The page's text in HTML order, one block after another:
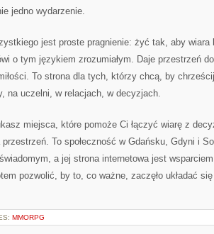
jedno wydarzenie.
jest proste pragnienie: żyć tak, aby wiara
o tym językiem zrozumiałym. Daje przestrzeń
To strona dla tych, którzy chcą, by
na uczelni, w relacjach, w decyzjach.
miejsca, które pomoże Ci łączyć wiarę z
To społeczność w Gdańsku, Gdyni i
a jej strona internetowa jest
pozwolić, by to, co ważne, zaczęło układać
MMORPG